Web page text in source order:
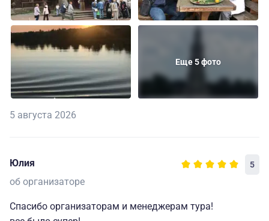
Еще 5 фото
5 августа 2026
Юлия 5
об организаторе
Спасибо организаторам и менеджерам тура!